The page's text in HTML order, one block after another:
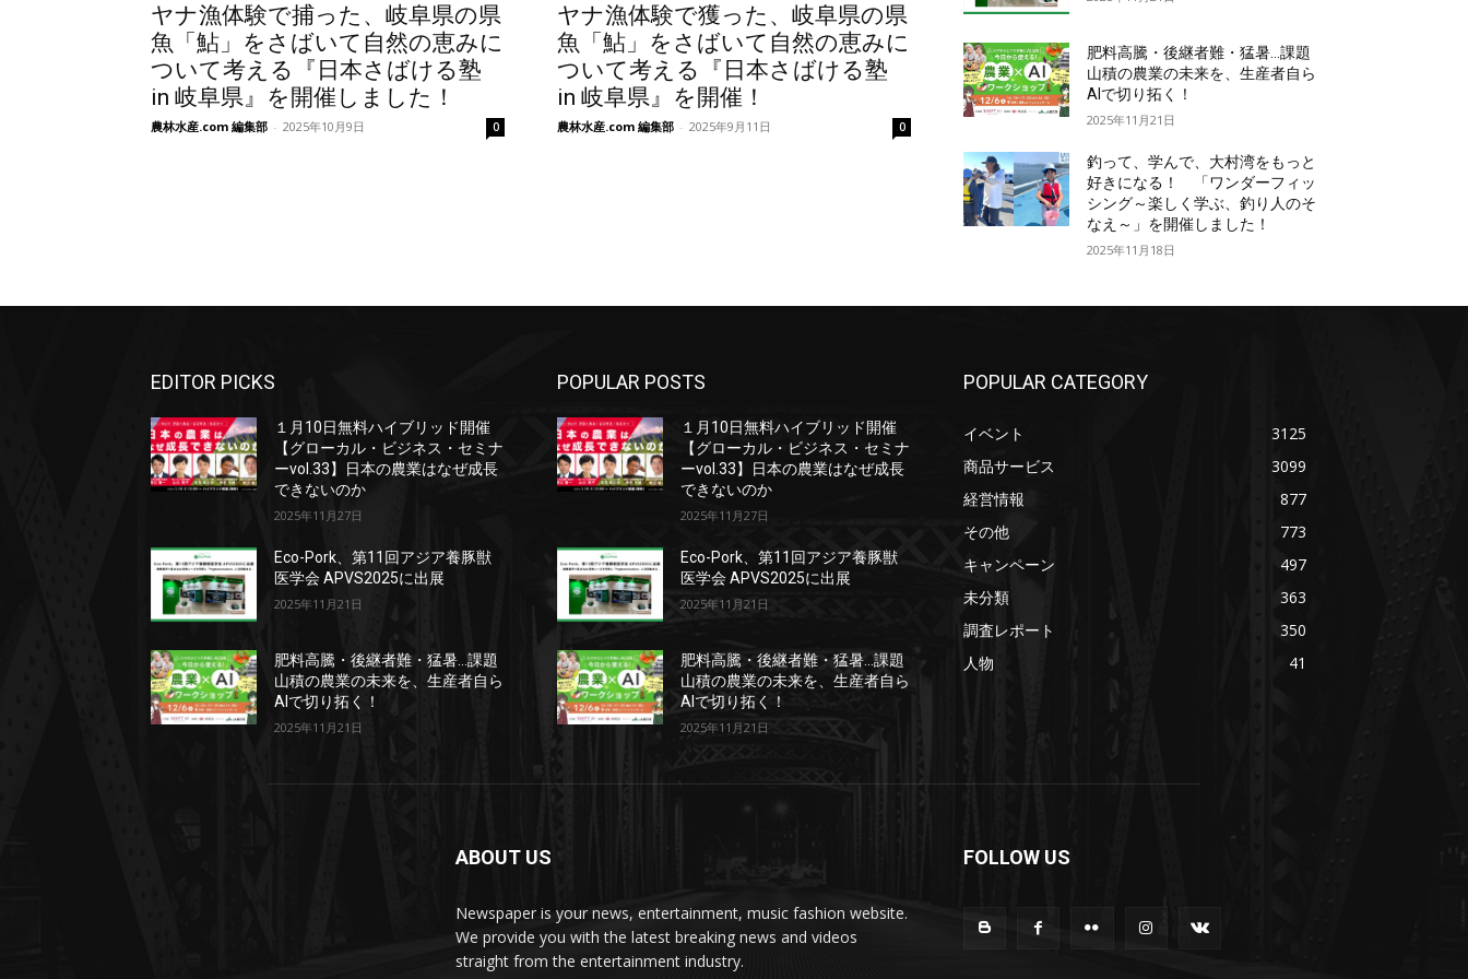
ヤナ漁体験で捕った、岐阜県の県
魚「鮎」をさばいて自然の恵みに
ついて考える『日本さばける塾
in 岐阜県』を開催しました！
農林水産.com 編集部 - 2025年10月9日 0
ヤナ漁体験で獲った、岐阜県の県
魚「鮎」をさばいて自然の恵みに
ついて考える『日本さばける塾
in 岐阜県』を開催！
農林水産.com 編集部 - 2025年9月11日 0
肥料高騰・後継者難・猛暑…課題
山積の農業の未来を、生産者自ら
AIで切り拓く！
2025年11月21日
釣って、学んで、大村湾をもっと
好きになる！ 「ワンダーフィッ
シング～楽しく学ぶ、釣り人のそ
なえ～」を開催しました！
2025年11月18日
EDITOR PICKS
１月10日無料ハイブリッド開催
【グローカル・ビジネス・セミナ
ーvol.33】日本の農業はなぜ成長
できないのか
2025年11月27日
Eco-Pork、第11回アジア養豚獣
医学会 APVS2025に出展
2025年11月21日
肥料高騰・後継者難・猛暑…課題
山積の農業の未来を、生産者自ら
AIで切り拓く！
2025年11月21日
POPULAR POSTS
１月10日無料ハイブリッド開催
【グローカル・ビジネス・セミナ
ーvol.33】日本の農業はなぜ成長
できないのか
2025年11月27日
Eco-Pork、第11回アジア養豚獣
医学会 APVS2025に出展
2025年11月21日
肥料高騰・後継者難・猛暑…課題
山積の農業の未来を、生産者自ら
AIで切り拓く！
2025年11月21日
POPULAR CATEGORY
イベント
3125
商品サービス
3099
経営情報
877
その他
773
キャンペーン
497
未分類
363
調査レポート
350
人物
41
ABOUT US
Newspaper is your news, entertainment, music fashion website.
We provide you with the latest breaking news and videos
straight from the entertainment industry.
FOLLOW US